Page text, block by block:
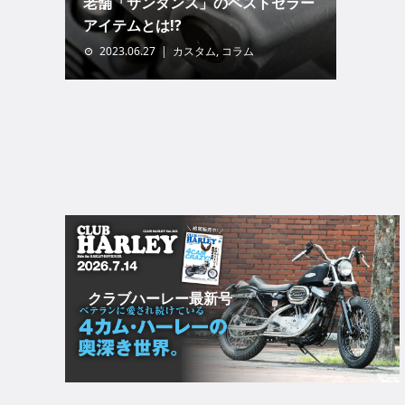
アイテムとは!?
2023.06.27 カスタム, コラム
クラブハーレー最新号